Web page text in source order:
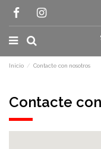
Inicio Contacte con nosotros
Contacte